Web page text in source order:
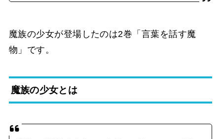
魔族の少女が登場したのは2巻「言葉を話す魔
物」です。
魔族の少女とは